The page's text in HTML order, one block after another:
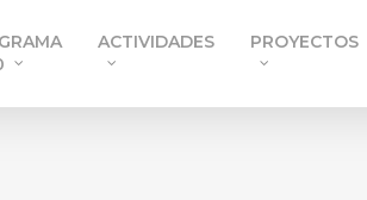
ACTIVIDADES PROYECTOS